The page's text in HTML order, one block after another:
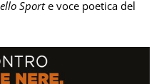
Sporte voce poetica del